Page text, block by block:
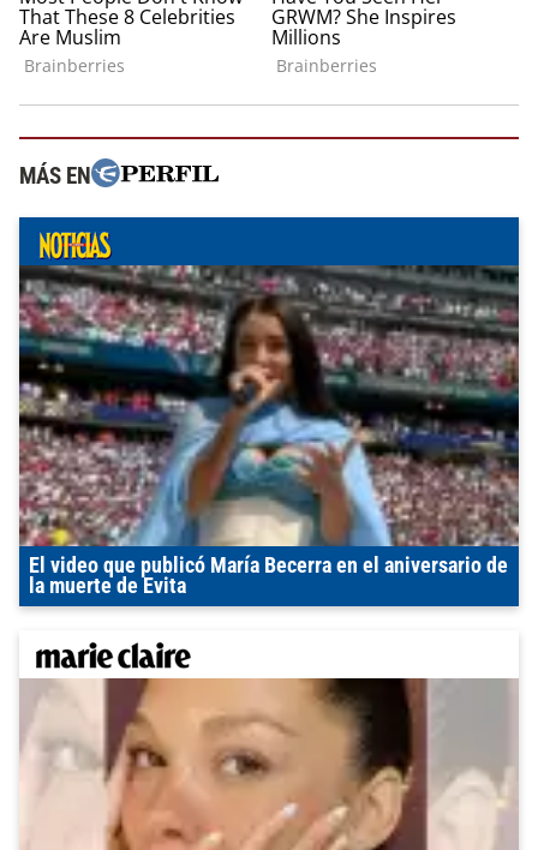
MÁS EN
El video que publicó María Becerra en el aniversario de
la muerte de Evita